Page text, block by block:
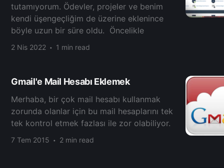
tutamıyorum. Ödevler, projeler ve benim
kendi üşengeçliğim de üzerine eklenince
böyle uzun bir süre oldu. Öncelikle
2 Nis 2022 1 min read
Gmail'e Mail Hesabı Eklemek
Merhaba, bir çok mail hesabı kullanmak
zorunda olanlar için bu mail hesaplarını tek
tek kontrol etmek fazlası ile zor olabiliyor.
7 Tem 2015 2 min read